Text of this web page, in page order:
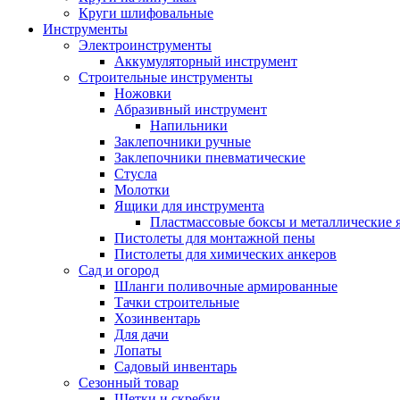
Круги шлифовальные
Инструменты
Электроинструменты
Аккумуляторный инструмент
Строительные инструменты
Ножовки
Абразивный инструмент
Напильники
Заклепочники ручные
Заклепочники пневматические
Стусла
Молотки
Ящики для инструмента
Пластмассовые боксы и металлические
Пистолеты для монтажной пены
Пистолеты для химических анкеров
Сад и огород
Шланги поливочные армированные
Тачки строительные
Хозинвентарь
Для дачи
Лопаты
Садовый инвентарь
Сезонный товар